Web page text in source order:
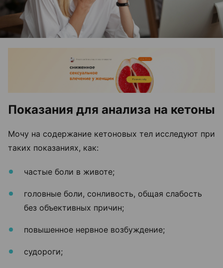
Показания для анализа на кетоны
Мочу на содержание кетоновых тел исследуют при
таких показаниях, как:
частые боли в животе;
головные боли, сонливость, общая слабость
без объективных причин;
повышенное нервное возбуждение;
судороги;